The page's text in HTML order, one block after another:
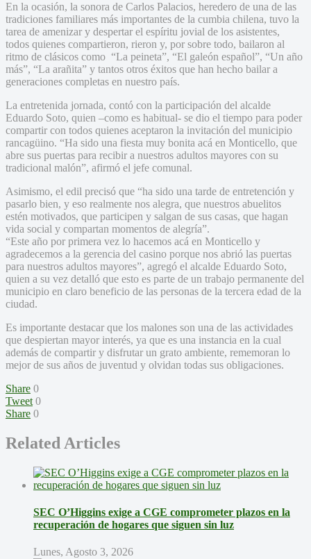
En la ocasión, la sonora de Carlos Palacios, heredero de una de las
tradiciones familiares más importantes de la cumbia chilena, tuvo la
tarea de amenizar y despertar el espíritu jovial de los asistentes,
todos quienes compartieron, rieron y, por sobre todo, bailaron al
ritmo de clásicos como “La peineta”, “El galeón español”, “Un año
más”, “La arañita” y tantos otros éxitos que han hecho bailar a
generaciones completas en nuestro país.
La entretenida jornada, contó con la participación del alcalde
Eduardo Soto, quien –como es habitual- se dio el tiempo para poder
compartir con todos quienes aceptaron la invitación del municipio
rancagüino. “Ha sido una fiesta muy bonita acá en Monticello, que
abre sus puertas para recibir a nuestros adultos mayores con su
tradicional malón”, afirmó el jefe comunal.
Asimismo, el edil precisó que “ha sido una tarde de entretención y
pasarlo bien, y eso realmente nos alegra, que nuestros abuelitos
estén motivados, que participen y salgan de sus casas, que hagan
vida social y compartan momentos de alegría”.
“Este año por primera vez lo hacemos acá en Monticello y
agradecemos a la gerencia del casino porque nos abrió las puertas
para nuestros adultos mayores”, agregó el alcalde Eduardo Soto,
quien a su vez detalló que esto es parte de un trabajo permanente del
municipio en claro beneficio de las personas de la tercera edad de la
ciudad.
Es importante destacar que los malones son una de las actividades
que despiertan mayor interés, ya que es una instancia en la cual
además de compartir y disfrutar un grato ambiente, rememoran lo
mejor de sus años de juventud y olvidan todas sus obligaciones.
Share 0
Tweet 0
Share 0
Related Articles
SEC O’Higgins exige a CGE comprometer plazos en la
recuperación de hogares que siguen sin luz
Lunes, Agosto 3, 2026